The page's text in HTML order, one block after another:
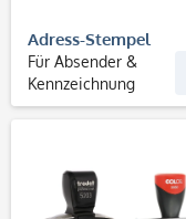
Adress-Stempel
Für Absender &
Kennzeichnung